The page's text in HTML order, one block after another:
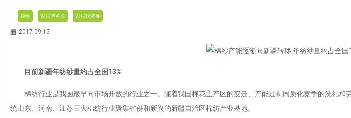
棉纱 家居博览会 家居软装展
2017-09-15
目前新疆年纺纱量约占全国13%
棉纺行业是我国最早向市场开放的行业之一。随着我国棉花主产区的变迁、产能过剩同质化竞争的洗礼和
统山东、河南、江苏三大棉纺行业聚集省份和新兴的新疆自治区棉纺产业基地。